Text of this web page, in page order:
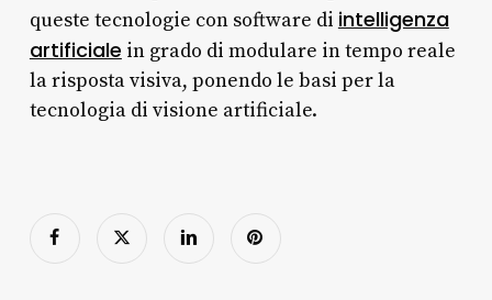
queste tecnologie con software di intelligenza
artificiale in grado di modulare in tempo reale
la risposta visiva, ponendo le basi per la
tecnologia di visione artificiale.